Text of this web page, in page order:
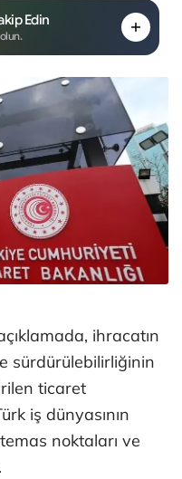
Edin
ihracatın
sürdürülebilirliğinin
ticaret
iş dünyasının
noktaları ve